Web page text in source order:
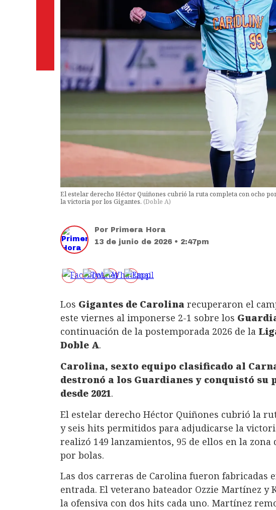
El estelar derecho Héctor Quiñones cubrió la ruta completa con ocho
la victoria por los Gigantes. (Doble A)
Por Primera Hora
13 de junio de 2026 • 2:47pm
Los Gigantes de Carolina recuperaron el
este viernes al imponerse 2-1 sobre los
continuación de la postemporada 2026 de la
Doble A.
Carolina, sexto equipo clasificado al
destronó a los Guardianes y conquistó
desde 2021.
El estelar derecho Héctor Quiñones cubrió la
y seis hits permitidos para adjudicarse la
realizó 149 lanzamientos, 95 de ellos en la
por bolas.
Las dos carreras de Carolina fueron fabricadas
entrada. El veterano bateador Ozzie Martínez y
la ofensiva con dos hits cada uno. Martínez